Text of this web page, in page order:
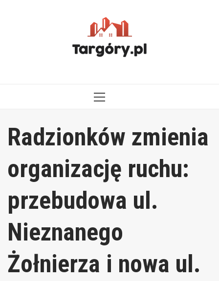
MENU
Radzionków zmienia
organizację ruchu:
przebudowa ul.
Nieznanego
Żołnierza i nowa ul.